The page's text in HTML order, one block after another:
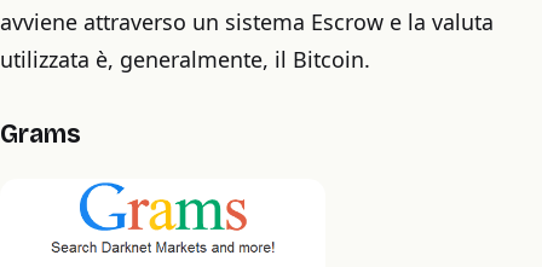
avviene attraverso un sistema Escrow e la valuta
utilizzata è, generalmente, il Bitcoin.
Grams